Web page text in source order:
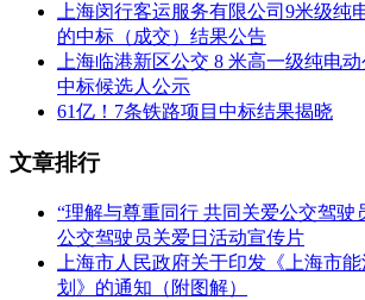
嘉兴至枫南、嘉善至西塘市域铁路自动售
标，招标内容包括自动售检票系统（含清
成、采购、设计联络、设备制造、出厂检
输、保险、交货、仓储、施工安装督导、
试、综合联调、开通、试运行、初验、初
后续设备接入、人员培训、备品备件和专
供、质量保证期内的系统维护和缺陷的纠
见用户需求书要求。本次招标范围内的工
价10015.74万元。
上海闵行客运服务有限公司9米级纯
的中标（成交）结果公告
上海临港新区公交 8 米高一级纯电
中标候选人公示
61亿！7条铁路项目中标结果揭晓
文章排行
“理解与尊重同行 共同关爱公交驾驶
公交驾驶员关爱日活动宣传片
上海市人民政府关于印发《上海市
划》的通知（附图解）